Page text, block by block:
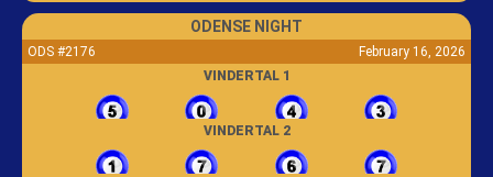
ODENSE NIGHT
ODS #2176
February 16, 2026
VINDERTAL 1
VINDERTAL 2